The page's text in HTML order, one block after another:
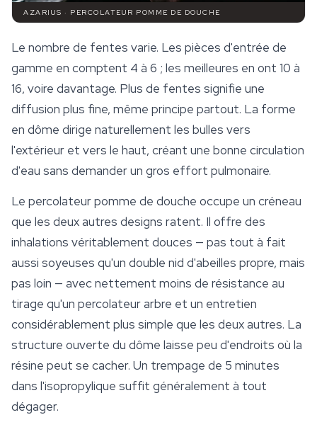
AZARIUS · PERCOLATEUR POMME DE DOUCHE
Le nombre de fentes varie. Les pièces d'entrée de
gamme en comptent 4 à 6 ; les meilleures en ont 10 à
16, voire davantage. Plus de fentes signifie une
diffusion plus fine, même principe partout. La forme
en dôme dirige naturellement les bulles vers
l'extérieur et vers le haut, créant une bonne circulation
d'eau sans demander un gros effort pulmonaire.
Le percolateur pomme de douche occupe un créneau
que les deux autres designs ratent. Il offre des
inhalations véritablement douces — pas tout à fait
aussi soyeuses qu'un double nid d'abeilles propre, mais
pas loin — avec nettement moins de résistance au
tirage qu'un percolateur arbre et un entretien
considérablement plus simple que les deux autres. La
structure ouverte du dôme laisse peu d'endroits où la
résine peut se cacher. Un trempage de 5 minutes
dans l'isopropylique suffit généralement à tout
dégager.